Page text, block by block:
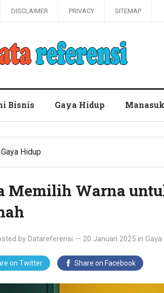
DISCLAIMER PRIVACY SITEMAP
Bisnis Gaya Hidup
Gaya Hidup
Memilih Warna
by Datareferensi — 20 Januari 2025 in Gaya
on Twitter Share on Facebook